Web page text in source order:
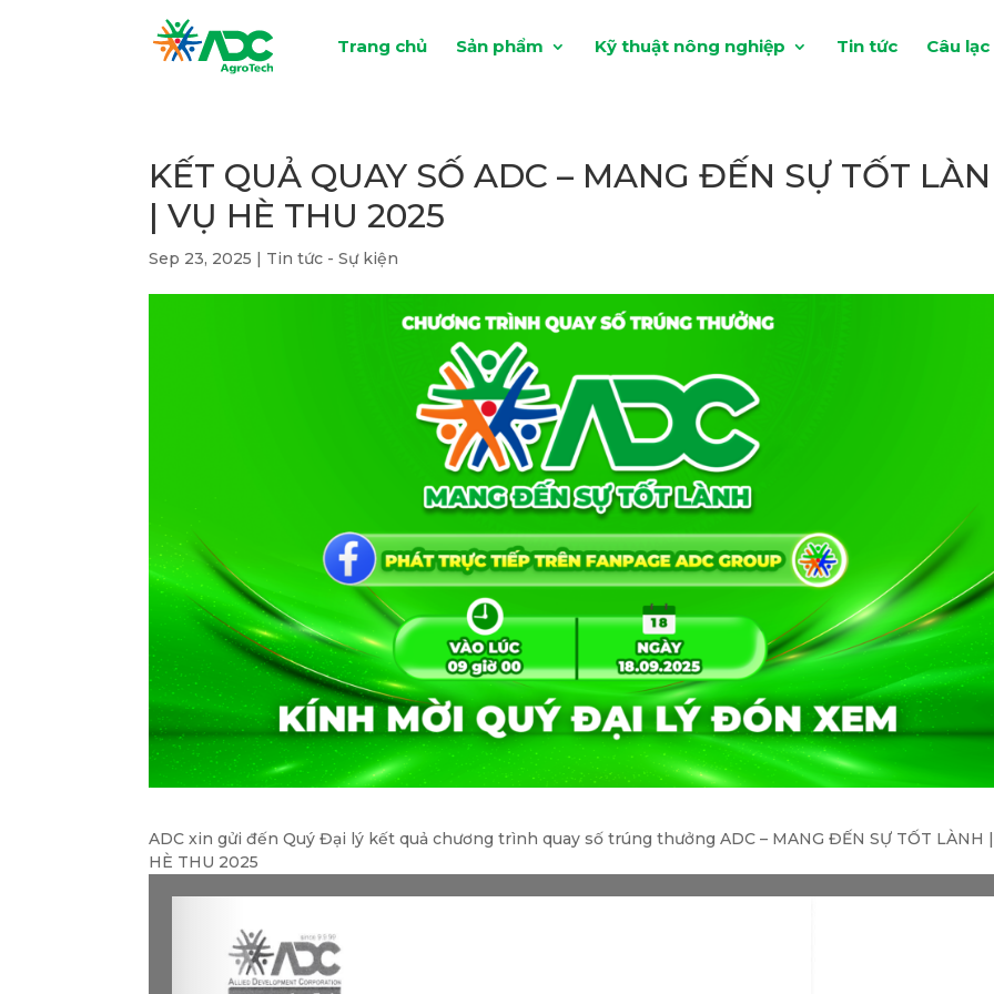
Trang chủ Sản phẩm Kỹ thuật nông nghiệp Tin tức Câu
KẾT QUẢ QUAY SỐ ADC – MANG ĐẾN SỰ TỐT
| VỤ HÈ THU 2025
Sep 23, 2025 | Tin tức - Sự kiện
ADC xin gửi đến Quý Đại lý kết quả chương trình quay số trúng thưởng ADC – MANG ĐẾN SỰ TỐT LÀNH
HÈ THU 2025